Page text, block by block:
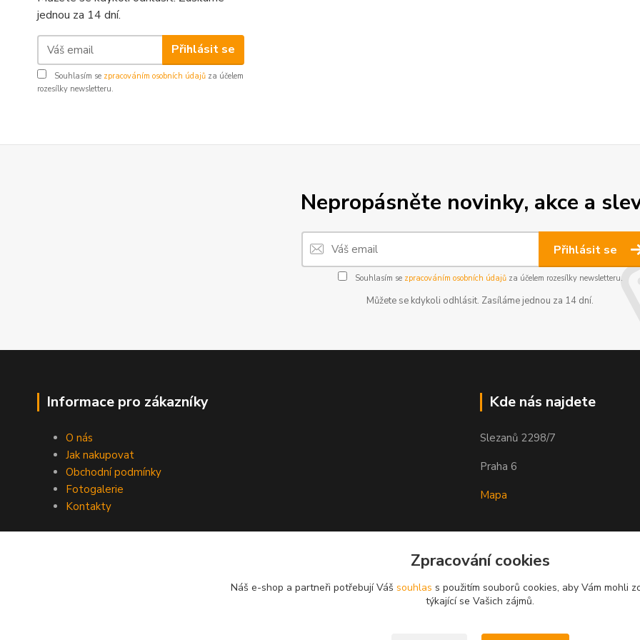
jednou za 14 dní.
Přihlásit se
Souhlasím se zpracováním osobních údajů za účelem
rozesílky newsletteru.
Nepropásněte novinky, akce a
Přihlásit se
Souhlasím se zpracováním osobních údajůza účelem rozesílky newsletteru.
Můžete se kdykoli odhlásit. Zasíláme jednou za 14 dní.
Informace pro zákazníky
O nás
Jak nakupovat
Obchodní podmínky
Fotogalerie
Kontakty
Kde nás najdete
Slezanů 2298/7
Praha 6
Mapa
Zpracování cookies
Náš e-shop a partneři potřebují Váš souhlas s použitím souborů cookies, aby Vám mohli
týkající se Vašich zájmů.